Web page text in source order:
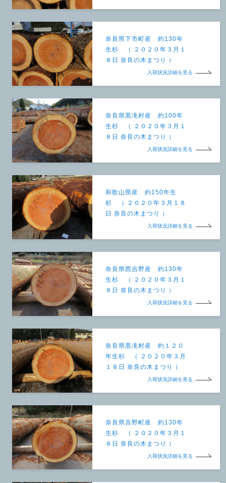
奈良県下市町産 約130年
生杉 （ ２０２０年３月１
８日 奈良の木まつり ）
入荷状況詳細を見る
奈良県黒滝村産 約100年
生杉 （ ２０２０年３月１
８日 奈良の木まつり ）
入荷状況詳細を見る
和歌山県産 約150年生
杉 （ ２０２０年３月１８
日 奈良の木まつり ）
入荷状況詳細を見る
奈良県西吉野産 約130年
生杉 （ ２０２０年３月１
８日 奈良の木まつり ）
入荷状況詳細を見る
奈良県黒滝村産 約１２０
年生杉 （ ２０２０年３月
１８日 奈良の木まつり ）
入荷状況詳細を見る
奈良県吉野町産 約130年
生杉 （ ２０２０年３月１
８日 奈良の木まつり ）
入荷状況詳細を見る